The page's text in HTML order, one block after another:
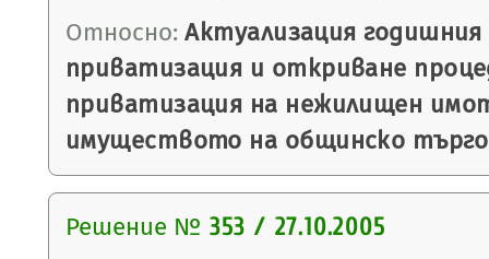
Относно: Актуализация годишния
приватизация и откриване
приватизация на нежилищен
имуществото на общинско
Решение № 353 / 27.10.2005